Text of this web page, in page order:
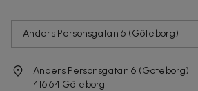
Anders Personsgatan 6 (Göteborg)
Anders Personsgatan 6 (Göteborg)
416 64 Göteborg